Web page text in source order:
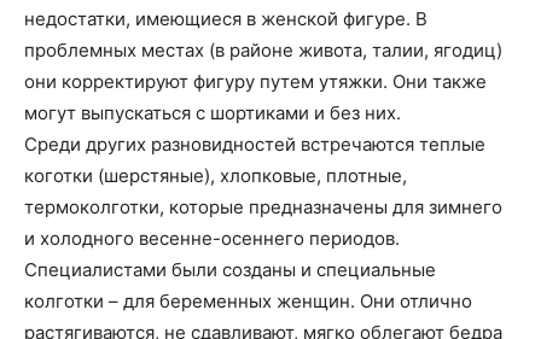
недостатки, имеющиеся в женской фигуре. В
проблемных местах (в районе живота, талии, ягодиц)
они корректируют фигуру путем утяжки. Они также
могут выпускаться с шортиками и без них.
Среди других разновидностей встречаются теплые
коготки (шерстяные), хлопковые, плотные,
термоколготки, которые предназначены для зимнего
и холодного весенне-осеннего периодов.
Специалистами были созданы и специальные
колготки – для беременных женщин. Они отлично
растягиваются, не сдавливают, мягко облегают бедра